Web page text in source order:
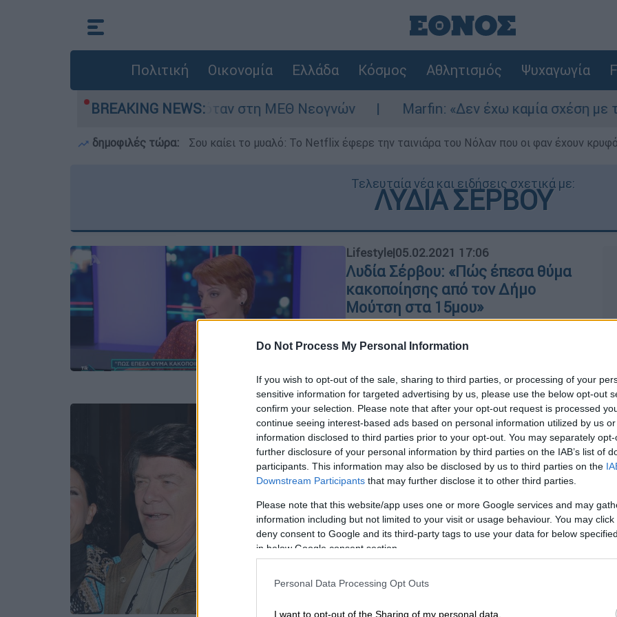
Do Not Process My Personal Information
If you wish to opt-out of the sale, sharing to third parties, or processing of your
sensitive information for targeted advertising by us, please use the below opt-out
confirm your selection. Please note that after your opt-out request is processed
continue seeing interest-based ads based on personal information utilized by us
information disclosed to third parties prior to your opt-out. You may separately
further disclosure of your personal information by third parties on the IAB’s list of
participants. This information may also be disclosed by us to third parties on the
Downstream Participants that may further disclose it to other third parties.
Please note that this website/app uses one or more Google services and may
information including but not limited to your visit or usage behaviour. You may
deny consent to Google and its third-party tags to use your data for below
in below Google consent section.
Personal Data Processing Opt Outs
I want to opt-out of the Sharing of my personal data.
Πολιτική Οικονομία Ελλάδα Κόσμος Αθλητισμός Ψυχαγωγία
BREAKING NEWS:
8 ημερών - Νοσηλευόταν στη ΜΕΘ Νεογνών Marfin: «Δεν έχω καμία σχέση με την
δημοφιλές τώρα: Σου καίει το μυαλό: Το Netflix έφερε την ταινιάρα του Νόλαν που οι φαν έχουν
Τελευταία νέα και ειδήσεις σχετικά με:
ΛΥΔΙΑ ΣΕΡΒΟΥ
Lifestyle|05.02.2021 17:06
Λυδία Σέρβου: «Πώς έπεσα θύμα
κακοποίησης από τον Δήμο
Μούτση στα 15μου»
Δήμο Μούτση και αποκάλυψε πως
έπεσαν θύματά του
Lifestyle|04.02.2021 14:11
Δήμος Μούτσης: Η απάντησή του
για την καταγγελία της Λυδίας
Σέρβου
«Απαντήσεις θα δοθούν όπου και
όπως νομικά προβλέπεται» λέει δια
του δικηγόρου του ο Δήμος Μούτσης